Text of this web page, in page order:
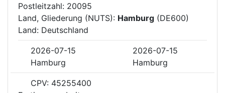
Postleitzahl: 20095
Land, Gliederung (NUTS): Hamburg (DE600)
Land: Deutschland
2026-07-15
2026-07-15
Hamburg
Hamburg
CPV: 45255400